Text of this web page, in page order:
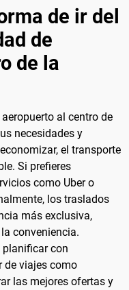
de ir del
de
de la
al centro de
necesidades y
el transporte
Si prefieres
como Uber o
los traslados
más exclusiva,
conveniencia.
planificar con
de viajes como
las mejores ofertas y